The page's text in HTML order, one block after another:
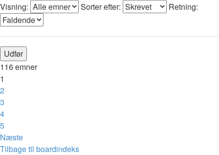
Visning:
Sorter efter: Retning:
116 emner
1
2
3
4
5
Næste
Tilbage til boardindeks